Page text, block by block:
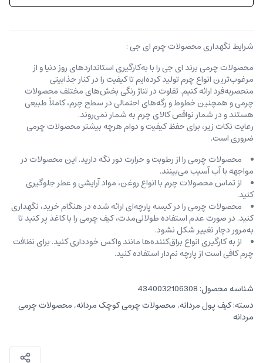
شرایط نگهداری محصولات چرم ای جی :
محصولات چرمی برند ای جی را با به‌کارگیری استانداردهای روز دنیا و از
مرغوب‌ترین انواع چرم تولید کرده‌ایم تا کیفیت را در کنار جذابیتی
منحصربه‌فرد ارائه کنیم. تفاوت در تناژ رنگی بخش‌های مختلف محصولات
چرمی و همچنین خطوط و رگه‌‌های احتمالی در سطح چرم، کاملاً طبیعی
هستند و در شمار نواقص کالای چرم به شمار نمی‌روند.
رعایت نکات زیر، برای حفظ کیفیت و دوام هرچه بیشتر محصولات چرمی
ضروری است.
محصولات چرمی را از رطوبت و حرارت دور نگه دارید. این محصولات در
مواجهه با آب آسیب می‌بینند.
از تماس محصولات چرم با انواع روغن‌، مواد آرایشی و عطر جلوگیری
کنید.
محصولات چرمی را در کیسه‌ پارچه‌ای ارائه شده در هنگام خرید، ‌نگهداری
کنید. در صورت عدم استفاده طولانی‌مدت، کیف‌ چرمی را با کاغذ پر کنید تا
به‌مرور دچار تغییر شکل نشود.
از به کارگیری انواع براق‌کننده‌ها مانند واکس خودداری کنید. برای نظافت
چرم کافی است از پارچه‌ نم‌دار استفاده کنید.
شناسه محصول: 4340032106308
دسته:کیف پول مردانه,محصولات چرمی کوچک مردانه,محصولات چرمی
مردانه